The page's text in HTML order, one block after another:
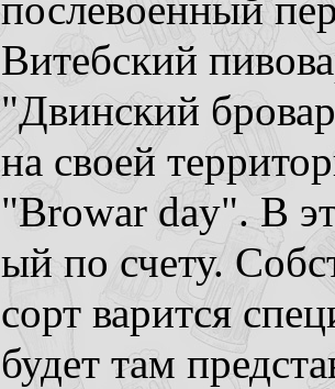
послевоенный
Витебский
"Двинский
на своей
"Browar day". В
ый по счету.
сорт варится
будет там